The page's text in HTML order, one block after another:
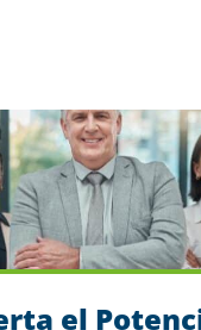
el